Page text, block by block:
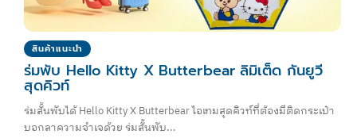
สินค้าแนะนำ
ร่มพับ Hello Kitty X Butterbear ลิมิเต็ด กันยูวี
สุดคิวท์
ร่มสั้นพับได้ Hello Kitty X Butterbear ไอเทมสุดคิวท์ที่ต้องมีติดกระเป๋า
บอกลาความจำเจด้วย ร่มสั้นพับ...